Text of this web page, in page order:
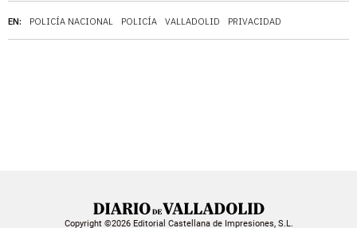
EN: POLICÍA NACIONAL POLICÍA VALLADOLID PRIVACIDAD
Copyright ©2026 Editorial Castellana de Impresiones, S.L.